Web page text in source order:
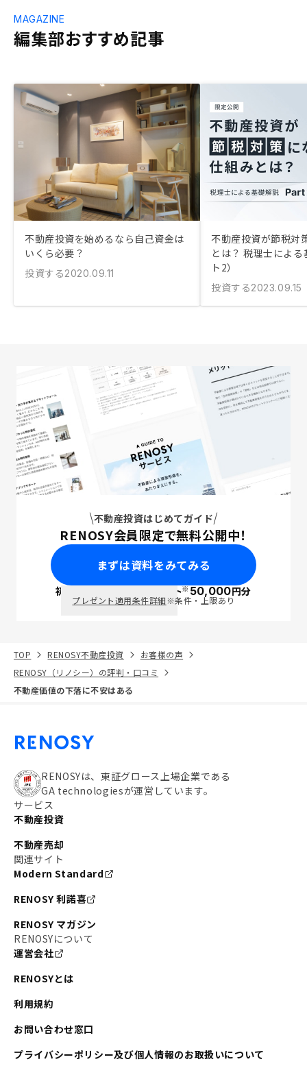
編集部おすすめ記事
MAGAZINE
不動産投資を始めるなら自己資金は
いくら必要？
投資する2020.09.11
不動産投資が節税対
とは？ 税理士によ
ト2）
投資する2023.09.15
不動産投資はじめてガイド
RENOSY会員限定で無料公開中！
まずは資料をみてみる
初回面談で ポイント※50,000円分
プレゼント適用条件詳細※条件・上限あり
TOP RENOSY不動産投資
お客様の声
RENOSY（リノシー）の評判・口コミ
不動産価値の下落に不安はある
RENOSYは、東証グロース上場企業である
GA technologiesが運営しています。
サービス
不動産投資
不動産売却
関連サイト
Modern Standard
RENOSY 利諾喜
RENOSY マガジン
RENOSYについて
運営会社
RENOSYとは
利用規約
お問い合わせ窓口
プライバシーポリシー及び個人情報のお取扱いについて